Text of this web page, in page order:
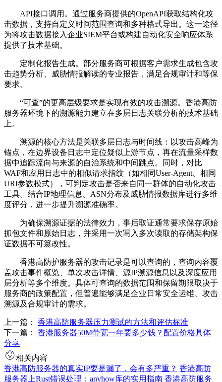
API接口调用。通过服务商提供的OpenAPI获取结构化攻
击数据，支持自定义时间范围查询和多种格式导出。这一途径
为将攻击数据接入企业SIEM平台或构建自动化安全响应体系
提供了技术基础。
定制化报告生成。部分服务商可根据客户需求生成包含攻
击趋势分析、威胁情报解读的专业报告，满足合规审计和等保
要求。
“可查”的更高层级要求是实现有效的攻击溯源。香港高防
服务器环境下的溯源能力建立在多层日志关联分析的技术基础
上。
溯源的核心方法是关联多层日志与时间线：以攻击高峰为
锚点，在边界设备日志中定位疑似上游节点，再在流量采样数
据中追踪流向与来源的自治系统和中间跳点。同时，对比
WAF和应用日志中的相似请求指纹（如相同User-Agent 、相同
URI参数模式），可判定攻击是否来自同一群体的自动化攻击
工具。结合IP地理信息、 ASN分布及威胁情报数据库进行多维
度评分，进一步提升溯源准确率。
为确保溯源证据的法律效力，事后取证通常要求保存原始
抓包文件和原始日志，并采用一次写入多次读取的存储架构保
证数据不可篡改性。
香港高防护服务器的攻击记录是可以查询的，查询内容覆
盖攻击事件概览、单次攻击详情、源IP溯源信息以及深度应用
层分析等多个维度。具体可查询的数据范围和保留期限取决于
服务商的政策配置，但普遍能够满足企业日常安全运维、攻击
溯源及合规审计的需求。
上一篇： 香港高防服务器压力测试的方法和评估标准
下一篇： 香港服务器50M带宽一年要多少钱？配置价格具体
分享
相关内容
香港高防服务器的真实IP要是漏了，会有多严重？ 香港高防
服务器上Rust错误处理：anyhow库的实用指南 香港高防服务